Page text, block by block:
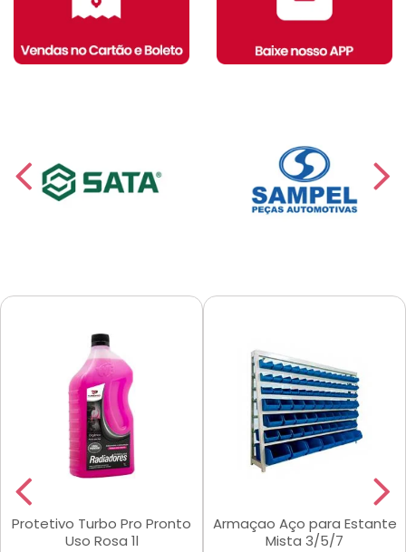
Protetivo Turbo Pro Pronto
Uso Rosa 1l
Armaçao Aço para Estante
Mista 3/5/7